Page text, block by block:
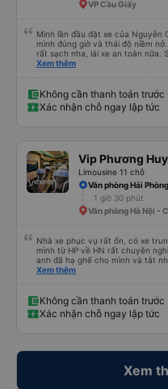
VP Cầu Giấy
Mình lần đầu đặt xe của Nguyễn
mình đúng giờ và thái độ niềm nở. Xe limosine to, rộng, có wifi, cổng sạc và
rất sạch nha, lái xe an toàn nữa.
xe trung chuyển ( vf6) sạch sẽ, thoải
Xem thêm
Không cần thanh toán trước
Xác nhận chỗ ngay lập tức
Vip Phương
Limousine 11 chỗ
Văn phòng Hải Phòng
1 giờ 30 phút
Văn phòng Hà Nội -
Nhà xe phục vụ rất ổn, có xe
mình từ HP về HN rất chuyên
anh đã hạ ghế cho mình và tắt
thấy điện thoại thì anh đã ngay
Xem thêm
Không cần thanh toán trước
Xác nhận chỗ ngay lập tức
Xem